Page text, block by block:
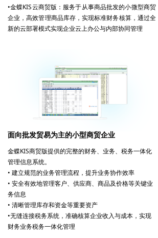
•金蝶KIS云商贸版：服务于从事商品批发的小微型商贸
企业，高效管理商品库存，实现标准财务核算，通过全
新的云部署模式实现企业云上办公与内部协同管理
金蝶KIS商贸版提供的完整的财务、业务、税务一体化
管理信息系统。
• 建立规范的业务管理流程，提升业务协作效率
• 安全有效地管理客户、供应商、商品及价格等关键业
务信息
• 清晰管理库存和资金等重要资产
•无缝连接税务系统，准确核算企业收入与成本，实现
财务业务税务一体化管理
面向批发贸易为主的小型商贸企业